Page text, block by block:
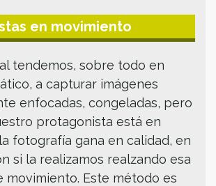
en movimiento
tendemos, sobre todo en
a capturar imágenes
enfocadas, congeladas, pero
protagonista está en
fotografía gana en calidad, en
si la realizamos realzando esa
movimiento. Este método es